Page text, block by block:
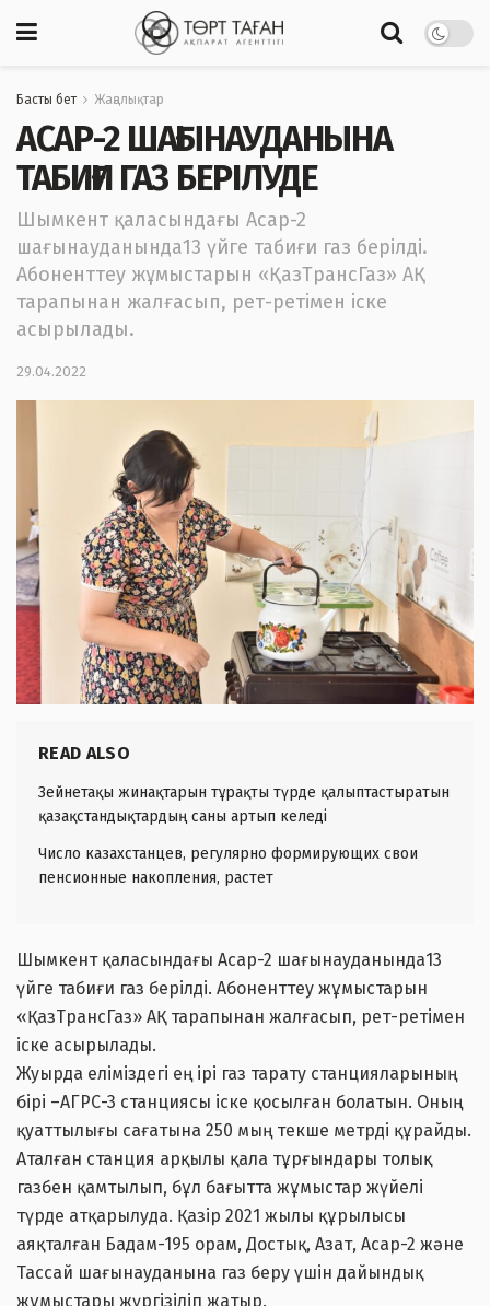
Басты бет Жаңалықтар
АСАР-2 ШАҒЫНАУДАНЫНА
ТАБИҒИ ГАЗ БЕРІЛУДЕ
Шымкент қаласындағы Асар-2
шағынауданында13 үйге табиғи газ берілді.
Абоненттеу жұмыстарын «ҚазТрансГаз» АҚ
тарапынан жалғасып, рет-ретімен іске
асырылады.
29.04.2022
READ ALSO
Зейнетақы жинақтарын тұрақты түрде қалыптастыратын
қазақстандықтардың саны артып келеді
Число казахстанцев, регулярно формирующих свои
пенсионные накопления, растет
Шымкент қаласындағы Асар-2 шағынауданында13
үйге табиғи газ берілді. Абоненттеу жұмыстарын
«ҚазТрансГаз» АҚ тарапынан жалғасып, рет-ретімен
іске асырылады.
Жуырда еліміздегі ең ірі газ тарату станцияларының
бірі –АГРС-3 станциясы іске қосылған болатын. Оның
қуаттылығы сағатына 250 мың текше метрді құрайды.
Аталған станция арқылы қала тұрғындары толық
газбен қамтылып, бұл бағытта жұмыстар жүйелі
түрде атқарылуда. Қазір 2021 жылы құрылысы
аяқталған Бадам-195 орам, Достық, Азат, Асар-2 және
Тассай шағынауданына газ беру үшін дайындық
жұмыстары жүргізіліп жатыр.